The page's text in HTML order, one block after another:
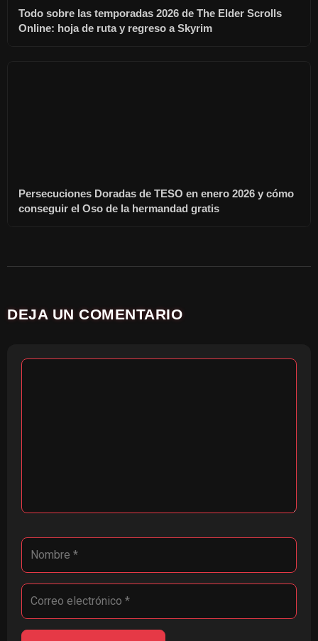
Todo sobre las temporadas 2026 de The Elder Scrolls
Online: hoja de ruta y regreso a Skyrim
Persecuciones Doradas de TESO en enero 2026 y cómo
conseguir el Oso de la hermandad gratis
DEJA UN COMENTARIO